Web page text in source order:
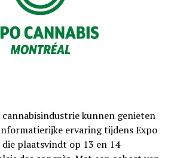
kunnen genieten
ervaring tijdens Expo
plaatsvindt op 13 en 14